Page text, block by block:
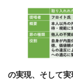
の実現、そして